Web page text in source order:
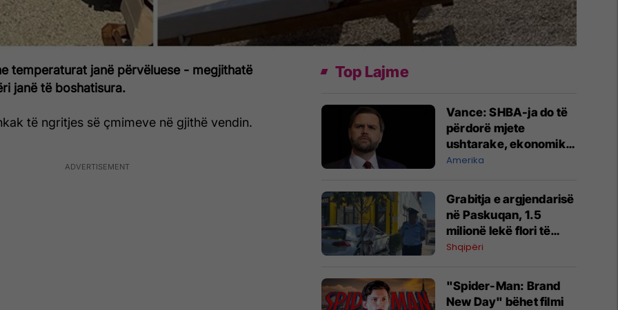
temperaturat janë përvëluese - megjithatë
janë të boshatisura.
të ngritjes së çmimeve në gjithë vendin.
Top Lajme
Vance: SHBA-ja do të
përdorë mjete
ushtarake, ekonomike
dhe diplomatike për t'i
Iran
Amerika
Grabitja e argjendarisë
në Paskuqan, 1.5
milionë lekë flori të
vjedhura - një nga
ishte paraqitur më parë
si klient
Shqipëri
"Spider-Man: Brand
New Day" bëhet filmi